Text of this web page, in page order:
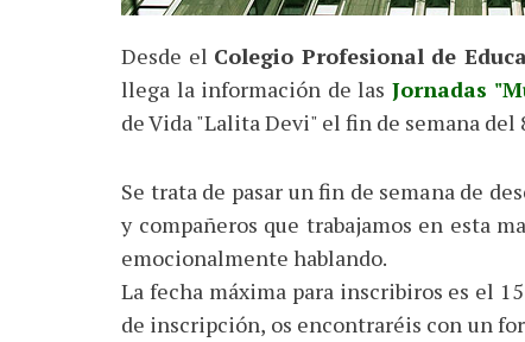
Desde el Colegio Profesional de
llega la información de lasJornadas
de Vida "Lalita Devi" el fin de semana del
Se trata de pasar un fin de semana de
y compañeros que trabajamos en esta
emocionalmente hablando.
La fecha máxima para inscribiros es el
de inscripción, os encontraréis con un